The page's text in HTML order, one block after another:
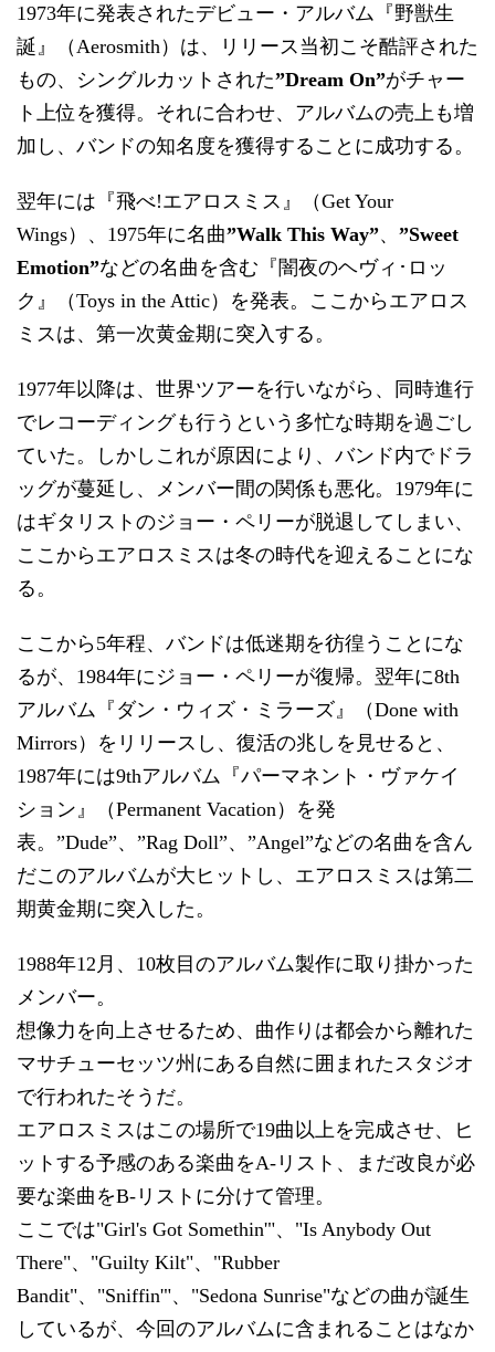
1973年に発表されたデビュー・アルバム『野獣生
誕』（Aerosmith）は、リリース当初こそ酷評された
もの、シングルカットされた”Dream On”がチャー
ト上位を獲得。それに合わせ、アルバムの売上も増
加し、バンドの知名度を獲得することに成功する。
翌年には『飛べ!エアロスミス』（Get Your
Wings）、1975年に名曲”Walk This Way”、 ”Sweet
Emotion”などの名曲を含む『闇夜のヘヴィ･ロッ
ク』（Toys in the Attic）を発表。ここからエアロス
ミスは、第一次黄金期に突入する。
1977年以降は、世界ツアーを行いながら、同時進行
でレコーディングも行うという多忙な時期を過ごし
ていた。しかしこれが原因により、バンド内でドラ
ッグが蔓延し、メンバー間の関係も悪化。1979年に
はギタリストのジョー・ペリーが脱退してしまい、
ここからエアロスミスは冬の時代を迎えることにな
る。
ここから5年程、バンドは低迷期を彷徨うことにな
るが、1984年にジョー・ペリーが復帰。翌年に8th
アルバム『ダン・ウィズ・ミラーズ』（Done with
Mirrors）をリリースし、復活の兆しを見せると、
1987年には9thアルバム『パーマネント・ヴァケイ
ション』（Permanent Vacation）を発
表。”Dude”、”Rag Doll”、”Angel”などの名曲を含ん
だこのアルバムが大ヒットし、エアロスミスは第二
期黄金期に突入した。
1988年12月、10枚目のアルバム製作に取り掛かった
メンバー。
想像力を向上させるため、曲作りは都会から離れた
マサチューセッツ州にある自然に囲まれたスタジオ
で行われたそうだ。
エアロスミスはこの場所で19曲以上を完成させ、ヒ
ットする予感のある楽曲をA-リスト、まだ改良が必
要な楽曲をB-リストに分けて管理。
ここでは"Girl's Got Somethin'"、"Is Anybody Out
There"、"Guilty Kilt"、"Rubber
Bandit"、"Sniffin'"、"Sedona Sunrise"などの曲が誕生
しているが、今回のアルバムに含まれることはなか